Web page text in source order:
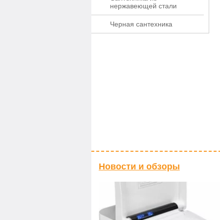
нержавеющей стали
Черная сантехника
Новости и обзоры